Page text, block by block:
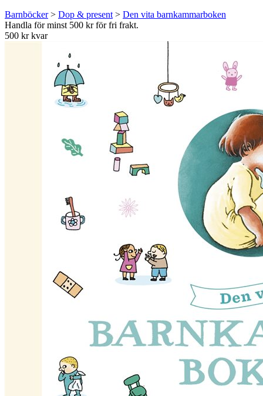
Barnböcker> Dop & present > Den vita barnkammarboken
Handla för minst 500 kr för fri frakt.
500 kr kvar